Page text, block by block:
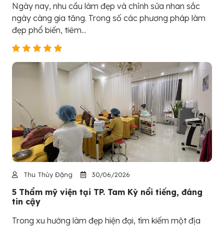
Ngày nay, nhu cầu làm đẹp và chỉnh sửa nhan sắc
ngày càng gia tăng. Trong số các phương pháp làm
đẹp phổ biến, tiêm...
Thu Thủy Đặng 30/06/2026
5 Thẩm mỹ viện tại TP. Tam Kỳ nổi tiếng, đáng
tin cậy
Trong xu hướng làm đẹp hiện đại, tìm kiếm một địa